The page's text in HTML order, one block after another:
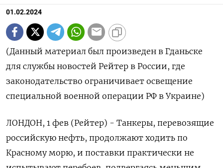
01.02.2024
(Данный материал был произведен в Гданьске
для службы новостей Рейтер в России, где
законодательство ограничивает освещение
специальной военной операции РФ в Украине)
ЛОНДОН, 1 фев (Рейтер) - Танкеры, перевозящие
российскую нефть, продолжают ходить по
Красному морю, и поставки практически не